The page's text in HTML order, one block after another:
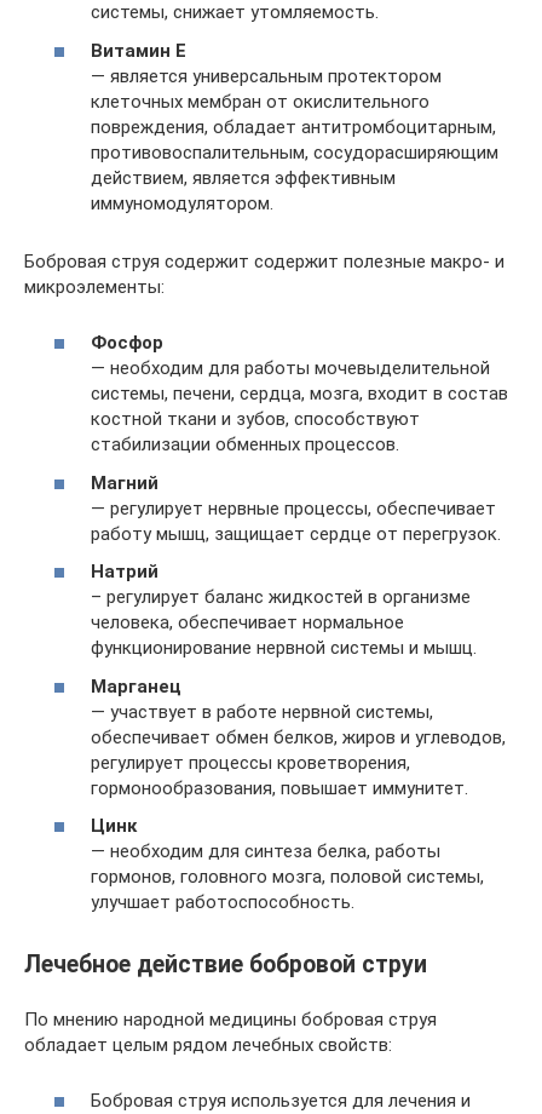
системы, снижает утомляемость.
Витамин Е
— является универсальным протектором
клеточных мембран от окислительного
повреждения, обладает антитромбоцитарным,
противовоспалительным, сосудорасширяющим
действием, является эффективным
иммуномодулятором.
Бобровая струя содержит содержит полезные макро- и
микроэлементы:
Фосфор
— необходим для работы мочевыделительной
системы, печени, сердца, мозга, входит в состав
костной ткани и зубов, способствуют
стабилизации обменных процессов.
Магний
— регулирует нервные процессы, обеспечивает
работу мышц, защищает сердце от перегрузок.
Натрий
– регулирует баланс жидкостей в организме
человека, обеспечивает нормальное
функционирование нервной системы и мышц.
Марганец
— участвует в работе нервной системы,
обеспечивает обмен белков, жиров и углеводов,
регулирует процессы кроветворения,
гормонообразования, повышает иммунитет.
Цинк
— необходим для синтеза белка, работы
гормонов, головного мозга, половой системы,
улучшает работоспособность.
Лечебное действие бобровой струи
По мнению народной медицины бобровая струя
обладает целым рядом лечебных свойств:
Бобровая струя используется для лечения и